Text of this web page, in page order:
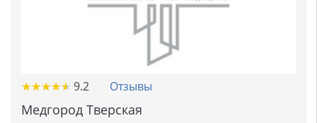
★★★★★
★★★★★ 9.2 Отзывы
Медгород Тверская